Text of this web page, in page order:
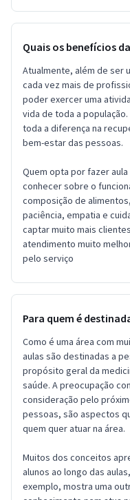
Quais os benefícios
Atualmente, além de ser
cada vez mais de
poder exercer uma
vida de toda a
toda a diferença na
bem-estar das pessoas.
Quem opta por fazer
conhecer sobre o
composição de
paciência, empatia e
captar muito mais
atendimento muito
pelo serviço
Para quem é
Como é uma área com
aulas são destinadas a
propósito geral da
saúde. A preocupação
consideração pelo
pessoas, são aspectos
quem quer atuar na área.
Muitos dos conceitos
alunos ao longo das
exemplo, mostra uma